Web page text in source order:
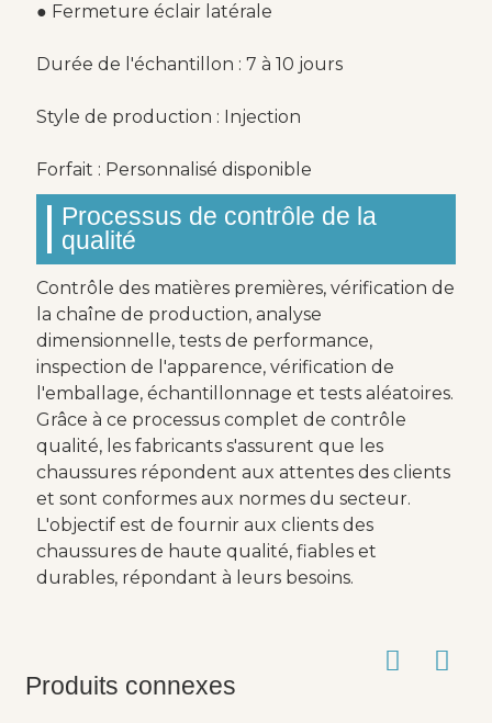
● Fermeture éclair latérale
Durée de l'échantillon : 7 à 10 jours
Style de production : Injection
Forfait : Personnalisé disponible
Processus de contrôle de la
qualité
Contrôle des matières premières, vérification de
la chaîne de production, analyse
dimensionnelle, tests de performance,
inspection de l'apparence, vérification de
l'emballage, échantillonnage et tests aléatoires.
Grâce à ce processus complet de contrôle
qualité, les fabricants s'assurent que les
chaussures répondent aux attentes des clients
et sont conformes aux normes du secteur.
L'objectif est de fournir aux clients des
chaussures de haute qualité, fiables et
durables, répondant à leurs besoins.
Produits connexes